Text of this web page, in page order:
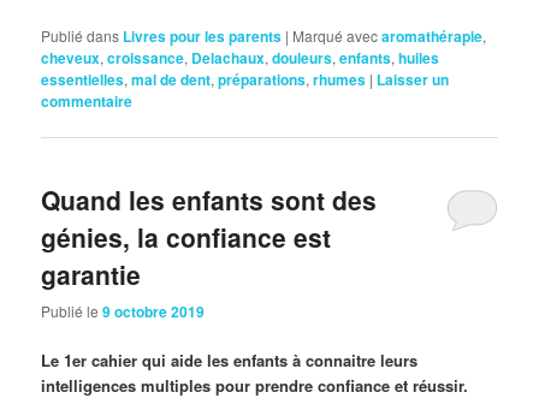
Publié dans Livres pour les parents | Marqué avecaromathérapie,
cheveux,croissance, Delachaux,douleurs,enfants,huiles
essentielles,mal de dent,préparations,rhumes | Laisser un
commentaire
Quand les enfants sont des
génies, la confiance est
garantie
Publié le9 octobre 2019
Le 1er cahier qui aide les enfants à connaitre leurs
intelligences multiples pour prendre confiance et réussir.